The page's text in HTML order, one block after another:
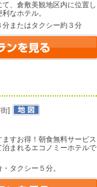
、倉敷美観地区内に位置し
なホテル。
またはタクシー約３分
]
すお得！朝食無料サービス
まれるエコノミーホテルで
タクシー５分。